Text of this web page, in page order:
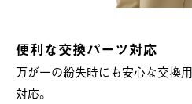
便利な交換パーツ対応
万が一の紛失時にも安心な交換
対応。